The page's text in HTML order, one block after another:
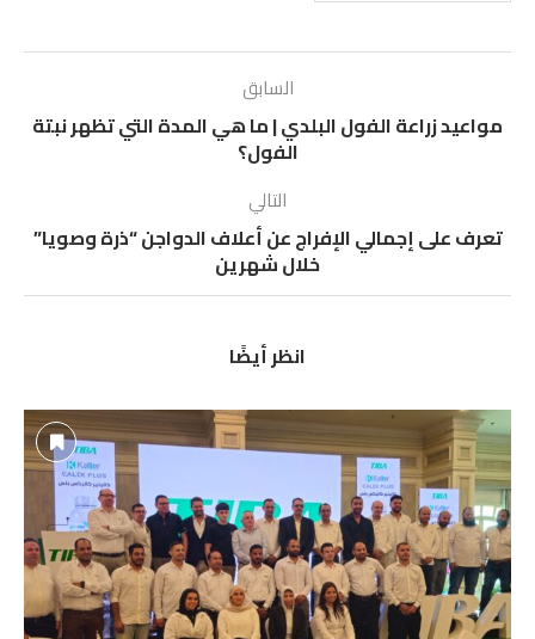
السابق
مواعيد زراعة الفول البلدي | ما هي المدة التي تظهر نبتة
الفول؟
التالي
تعرف على إجمالي الإفراج عن أعلاف الدواجن “ذرة وصويا”
خلال شهرين
انظر أيضًا